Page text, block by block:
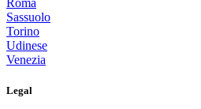
Sassuolo
Torino
Udinese
Venezia
Legal